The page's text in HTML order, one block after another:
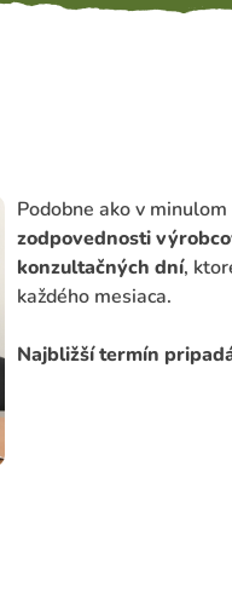
Podobne ako v
zodpovednosti
konzultačných dní,
každého mesiaca.
Najbližší termín